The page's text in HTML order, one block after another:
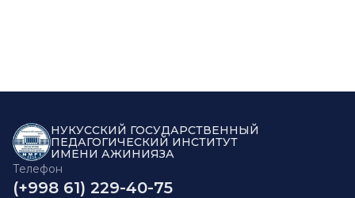
НУКУССКИЙ ГОСУДАРСТВЕННЫЙ
ПЕДАГОГИЧЕСКИЙ ИНСТИТУТ
ИМЕНИ АЖИНИЯЗА
Телефон
(+998 61) 229-40-75